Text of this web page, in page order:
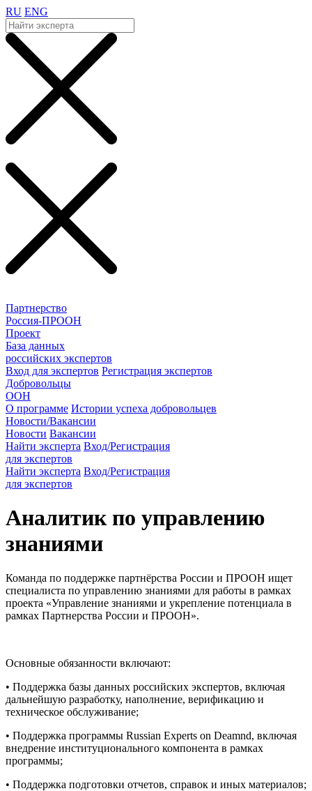
RU ENG
Партнерство
Россия-ПРООН
Проект
База данных
российских экспертов
Вход для экспертов Регистрация экспертов
Добровольцы
ООН
О программе Истории успеха добровольцев
Новости/Вакансии
Новости Вакансии
Найти эксперта Вход/Регистрация
для экспертов
Найти эксперта Вход/Регистрация
для экспертов
Аналитик по управлению
знаниями
Команда по поддержке партнёрства России и ПРООН ищет
специалиста по управлению знаниями для работы в рамках
проекта «Управление знаниями и укрепление потенциала в
рамках Партнерства России и ПРООН».
Основные обязанности включают:
• Поддержка базы данных российских экспертов, включая
дальнейшую разработку, наполнение, верификацию и
техническое обслуживание;
• Поддержка программы Russian Experts on Deamnd, включая
внедрение институционального компонента в рамках
программы;
• Поддержка подготовки отчетов, справок и иных материалов;